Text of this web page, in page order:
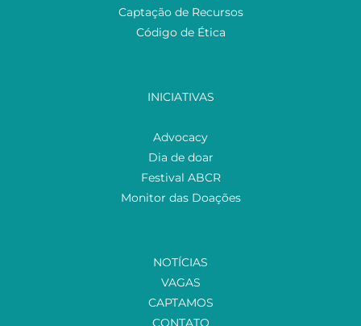
Captação de Recursos
Código de Ética
INICIATIVAS
Advocacy
Dia de doar
Festival ABCR
Monitor das Doações
NOTÍCIAS
VAGAS
CAPTAMOS
CONTATO